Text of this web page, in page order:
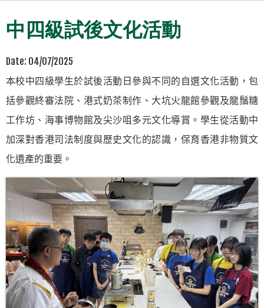
中四級試後文化活動
Date: 04/07/2025
本校中四級學生於試後活動日參與不同的自選文化活動，包
括參觀終審法院、港式奶茶制作、大坑火龍館參觀及龍鬚糖
工作坊、海事博物館及尖沙咀多元文化導賞。學生從活動中
加深對香港司法制度與歷史文化的認識，保育香港非物質文
化遺產的重要。